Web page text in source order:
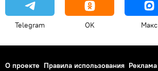
Telegram OK Макс
О проекте Правила использования Реклама